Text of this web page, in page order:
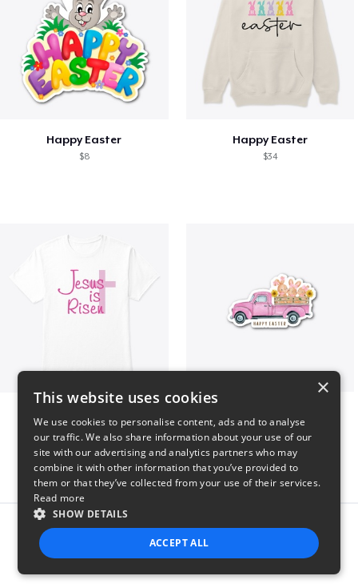
Happy Easter
$8
Happy Easter
$34
$5 $7
Report this product
×
This website uses cookies
We use cookies to personalise content, ads and to analyse
our traffic. We also share information about your use of our
site with our advertising and analytics partners who may
combine it with other information that you’ve provided to
them or that they’ve collected from your use of their services.
Read more
SHOW DETAILS
ACCEPT ALL
STRICTLY NECESSARY PERFORMANCE